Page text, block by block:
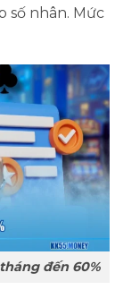
số nhân. Mức
đến 60%